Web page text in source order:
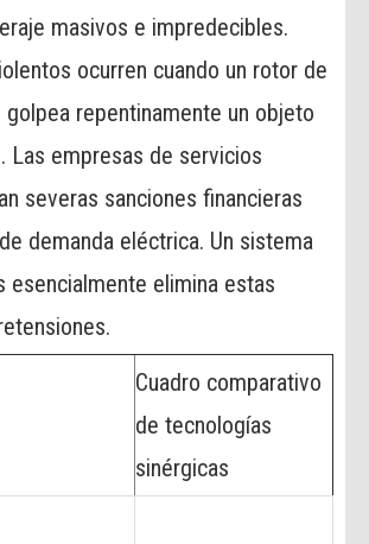
masivos e impredecibles.
ocurren cuando un rotor de
repentinamente un objeto
Las empresas de servicios
severas sanciones financieras
demanda eléctrica. Un sistema
esencialmente elimina estas
Cuadro comparativo
de tecnologías
sinérgicas